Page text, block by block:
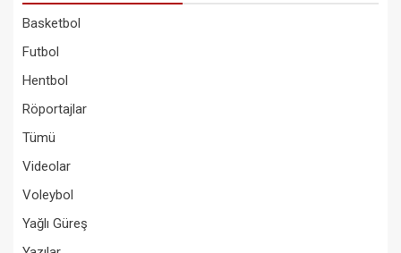
Basketbol
Futbol
Hentbol
Röportajlar
Tümü
Videolar
Voleybol
Yağlı Güreş